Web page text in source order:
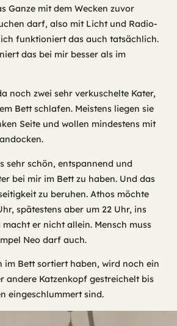
Ganze mit dem Wecken zuvor
darf, also mit Licht und Radio-
funktioniert das auch tatsächlich.
das bei mir besser als im
noch zwei sehr verkuschelte Kater,
Bett schlafen. Meistens liegen sie
Seite und wollen mindestens mit
sehr schön, entspannend und
bei mir im Bett zu haben. Und das
zu beruhen. Athos möchte
spätestens aber um 22 Uhr, ins
macht er nicht allein. Mensch muss
Neo darf auch.
im Bett sortiert haben, wird noch ein
andere Katzenkopf gestreichelt bis
eingeschlummert sind.